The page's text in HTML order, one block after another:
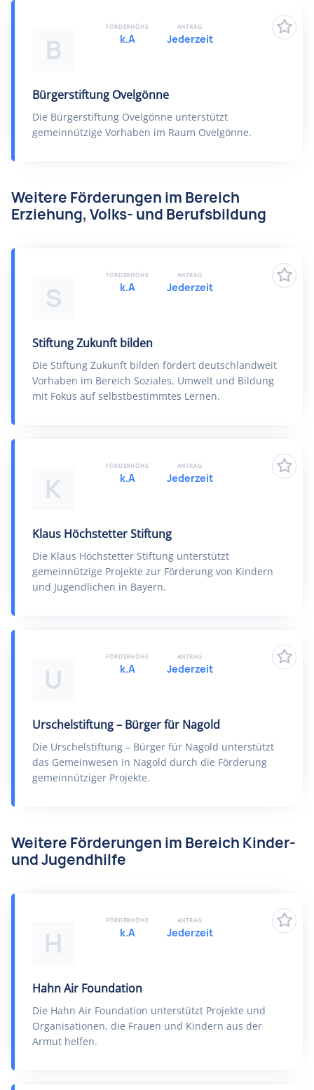
B
Bürgerstiftung Ovelgönne
Die Bürgerstiftung Ovelgönne unterstützt
gemeinnützige Vorhaben im Raum Ovelgönne.
FÖRDERHÖHE
k.A
ANTRAG
Jederzeit
Weitere Förderungen im Bereich
Erziehung, Volks- und Berufsbildung
S
Stiftung Zukunft bilden
Die Stiftung Zukunft bilden fördert deutschlandweit
Vorhaben im Bereich Soziales, Umwelt und Bildung
mit Fokus auf selbstbestimmtes Lernen.
FÖRDERHÖHE
k.A
ANTRAG
Jederzeit
K
Klaus Höchstetter Stiftung
Die Klaus Höchstetter Stiftung unterstützt
gemeinnützige Projekte zur Förderung von Kindern
und Jugendlichen in Bayern.
FÖRDERHÖHE
k.A
ANTRAG
Jederzeit
U
Urschelstiftung – Bürger für Nagold
Die Urschelstiftung – Bürger für Nagold unterstützt
das Gemeinwesen in Nagold durch die Förderung
gemeinnütziger Projekte.
FÖRDERHÖHE
k.A
ANTRAG
Jederzeit
Weitere Förderungen im Bereich Kinder-
und Jugendhilfe
H
Hahn Air Foundation
Die Hahn Air Foundation unterstützt Projekte und
Organisationen, die Frauen und Kindern aus der
Armut helfen.
FÖRDERHÖHE
k.A
ANTRAG
Jederzeit